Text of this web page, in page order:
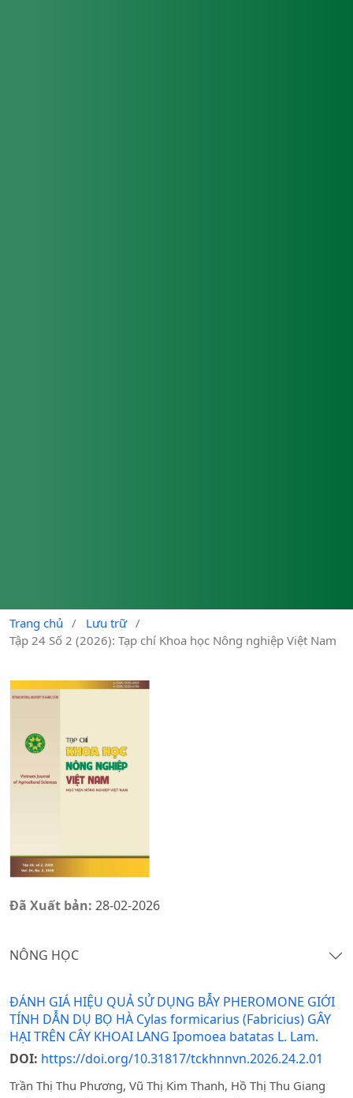
Trang chủ / Lưu trữ /
Tập 24 Số 2 (2026): Tạp chí Khoa học Nông nghiệp Việt Nam
Đã Xuất bản: 28-02-2026
NÔNG HỌC
ĐÁNH GIÁ HIỆU QUẢ SỬ DỤNG BẪY PHEROMONE GIỚI
TÍNH DẪN DỤ BỌ HÀ Cylas formicarius (Fabricius) GÂY
HẠI TRÊN CÂY KHOAI LANG Ipomoea batatas L. Lam.
DOI: https://doi.org/10.31817/tckhnnvn.2026.24.2.01
Trần Thị Thu Phương, Vũ Thị Kim Thanh, Hồ Thị Thu Giang